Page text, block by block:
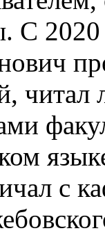
С
читал
с